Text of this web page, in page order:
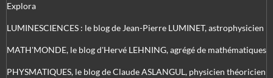
Explora
LUMINESCIENCES : le blog de Jean-Pierre LUMINET, astrophysicien
MATH'MONDE, le blog d'Hervé LEHNING, agrégé de mathématiques
PHYSMATIQUES, le blog de Claude ASLANGUL, physicien théoricien